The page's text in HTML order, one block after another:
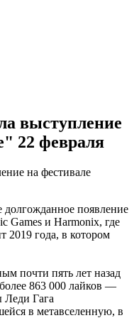
выступление
22 февраля
долгожданное появление
Games и Harmonix, где
2019 года, в котором
почти пять лет назад
863 000 лайков —
Леди Гага
в метавселенную, в